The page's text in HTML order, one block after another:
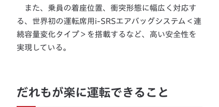
また、乗員の着座位置、衝突形態に幅広く対応す
る、世界初の運転席用i-SRSエアバッグシステム＜連
続容量変化タイプ＞を搭載するなど、高い安全性を
実現している。
だれもが楽に運転できること